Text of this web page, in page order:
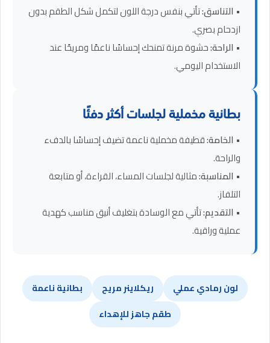
• التناسق:تأتي بنفس درجة اللون لتكمل شكل الطقم بدون
ازدحام بصري.
• الراحة:حشوة مرنة تمنحك إحساسًا ناعمًا ومريحًا عند
الاستخدام اليومي.
بطانية مخملية لجلسات أكثر دفئًا
• الخامة:قطيفة مخملية ناعمة تضيف إحساسًا بالدفء
والراحة.
• المناسبة:مثالية لجلسات المساء، القراءة، أو متابعة
التلفاز.
• التقديم:تأتي مع الوسادة بتغليف أنيق مناسب كهدية
عملية وراقية.
لون رمادي عملي ريكلاينر مريح
بطانية ناعمة
طقم جاهز للإهداء